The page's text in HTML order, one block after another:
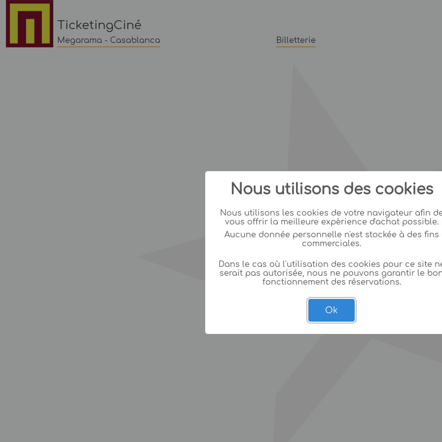
TicketingCiné
Megarama - Casablanca Billetterie
Nous utilisons des cookies
Nous utilisons les cookies de votre navigateur afin
vous offrir la meilleure expèrience d'achat possible.
Aucune donnée personnelle n'est stockée à des fins
commerciales.
Dans le cas où l'utilisation des cookies pour ce site
serait pas autorisée, nous ne pouvons garantir le
fonctionnement des réservations.
Ok